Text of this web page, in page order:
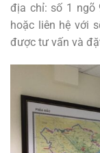
địa chỉ: số 1 ngõ
hoặc liên hệ với
được tư vấn và